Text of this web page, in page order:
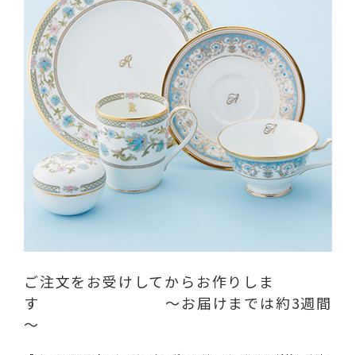
ご注文をお受けしてからお作りしま
す ～お届けまでは約3週間
～